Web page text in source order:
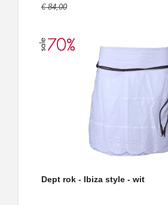
€ 84,00
Dept rok - Ibiza style - wit